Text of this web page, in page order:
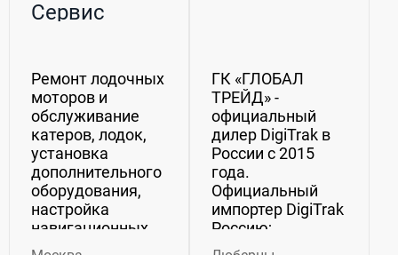
Сервис
Ремонт лодочных
моторов и
обслуживание
катеров, лодок,
установка
дополнительного
оборудования,
настройка
навигационных
систем в СПб
ГК «ГЛОБАЛ
ТРЕЙД» -
официальный
дилер DigiTrak в
России с 2015
года.
Официальный
импортер DigiTrak в
Россию;
Продажа локационных